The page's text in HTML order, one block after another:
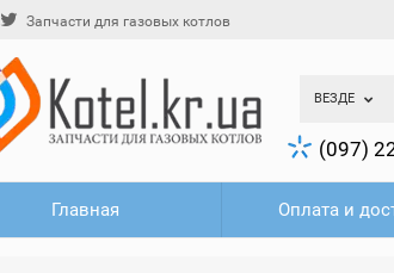
Запчасти для газовых котлов
ВЕЗДЕ
(097)
Главная Оплата и